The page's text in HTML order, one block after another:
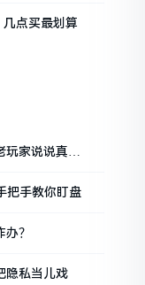
点买最划算
玩家说说真实
把手教你盯盘
？
隐私当儿戏